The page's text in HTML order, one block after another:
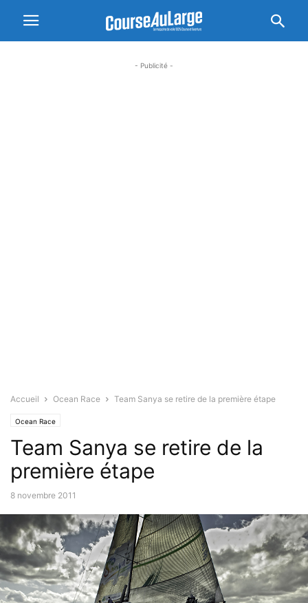
- Publicité -
Accueil Ocean Race Team Sanya se retire de la première étape
Ocean Race
Team Sanya se retire de la
première étape
8 novembre 2011